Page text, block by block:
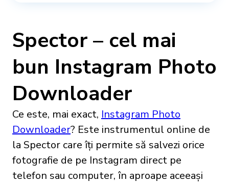
Spector – cel mai
bun Instagram Photo
Downloader
Ce este, mai exact, Instagram Photo
Downloader? Este instrumentul online de
la Spector care îți permite să salvezi orice
fotografie de pe Instagram direct pe
telefon sau computer, în aproape aceeași